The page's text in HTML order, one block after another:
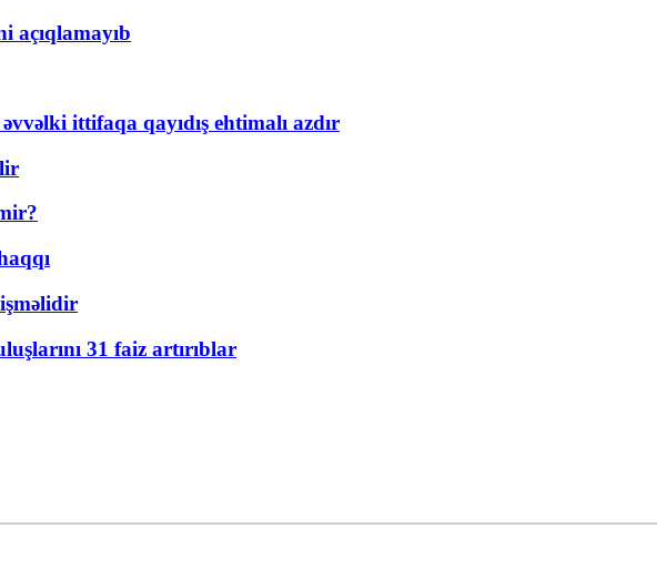
açıqlamayıb
ittifaqa qayıdış ehtimalı azdır
31 faiz artırıblar